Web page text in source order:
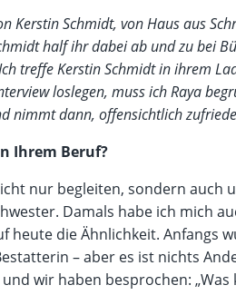
Kerstin Schmidt, von Haus aus
half ihr dabei ab und zu bei
treffe Kerstin Schmidt in ihrem
loslegen, muss ich Raya
nimmt dann, offensichtlich
Ihrem Beruf?
nur begleiten, sondern auch
Damals habe ich mich
heute die Ähnlichkeit. Anfangs
– aber es ist nichts
wir haben besprochen: